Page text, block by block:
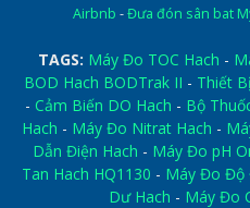
Airbnb -Đưa đón sân bat
TAGS: Máy Đo TOC Hach -
BOD Hach BODTrak II - Thiết
- Cảm Biến DO Hach - Bộ
Hach - Máy Đo Nitrat Hach -
Dẫn Điện Hach - Máy Đo pH
Tan Hach HQ1130 - Máy Đo Độ
Dư Hach - Máy Đo